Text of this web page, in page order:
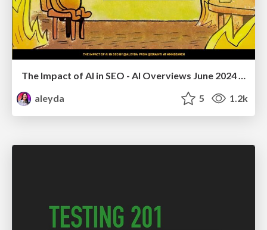
The Impact of AI in SEO - AI Overviews June 2024 Edition
aleyda
5 1.2k